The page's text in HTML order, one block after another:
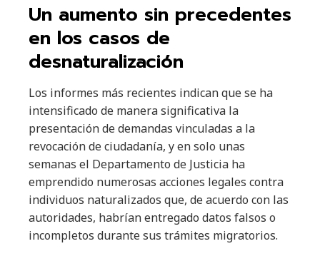
Un aumento sin precedentes
en los casos de
desnaturalización
Los informes más recientes indican que se ha
intensificado de manera significativa la
presentación de demandas vinculadas a la
revocación de ciudadanía, y en solo unas
semanas el Departamento de Justicia ha
emprendido numerosas acciones legales contra
individuos naturalizados que, de acuerdo con las
autoridades, habrían entregado datos falsos o
incompletos durante sus trámites migratorios.